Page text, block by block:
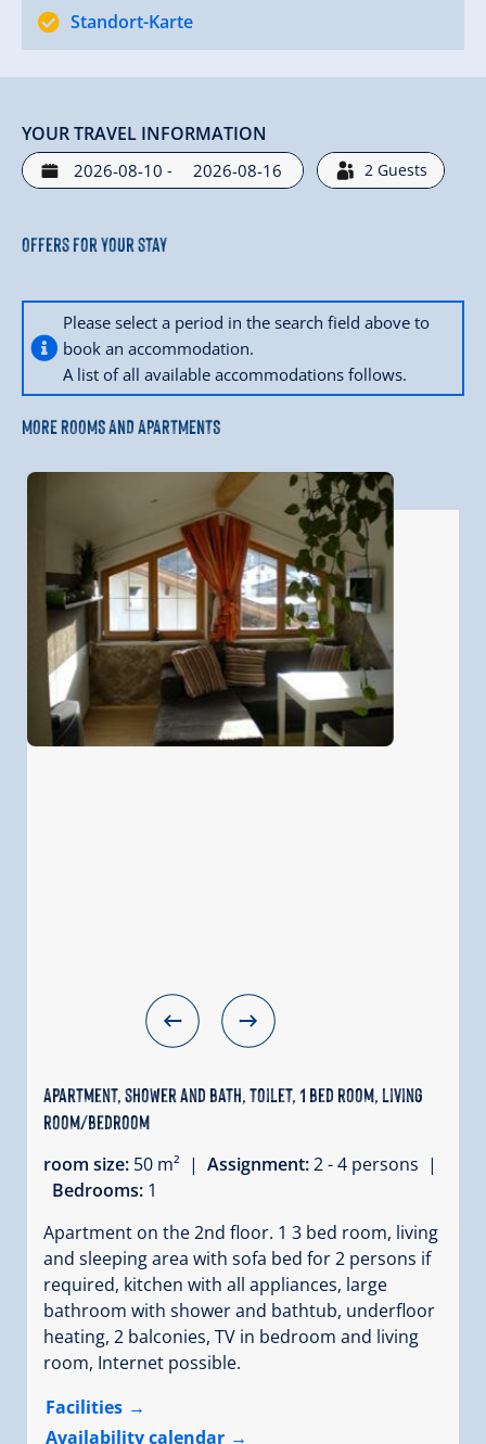
Standort-Karte
YOUR TRAVEL INFORMATION
- 2 Guests
Offers for your stay
Please select a period in the search field above to
book an accommodation.
A list of all available accommodations follows.
MORE ROOMS AND APARTMENTS
Apartment, shower and bath, toilet, 1 bed room, living
room/bedroom
room size: 50 m² | Assignment:2 - 4 persons |
Bedrooms: 1
Apartment on the 2nd floor. 1 3 bed room, living
and sleeping area with sofa bed for 2 persons if
required, kitchen with all appliances, large
bathroom with shower and bathtub, underfloor
heating, 2 balconies, TV in bedroom and living
room, Internet possible.
Facilities
Availability calendar